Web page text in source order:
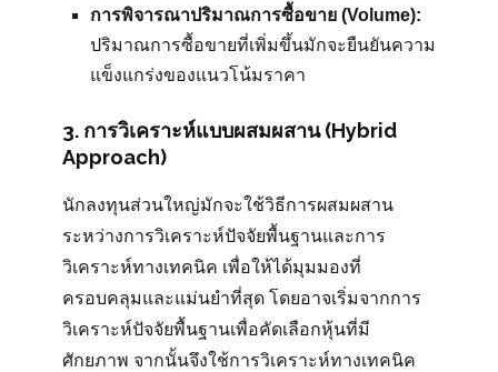
การพิจารณาปริมาณการซื้อขาย (Volume):
ปริมาณการซื้อขายที่เพิ่มขึ้นมักจะยืนยันความ
แข็งแกร่งของแนวโน้มราคา
3. การวิเคราะห์แบบผสมผสาน (Hybrid
Approach)
นักลงทุนส่วนใหญ่มักจะใช้วิธีการผสมผสาน
ระหว่างการวิเคราะห์ปัจจัยพื้นฐานและการ
วิเคราะห์ทางเทคนิค เพื่อให้ได้มุมมองที่
ครอบคลุมและแม่นยำที่สุด โดยอาจเริ่มจากการ
วิเคราะห์ปัจจัยพื้นฐานเพื่อคัดเลือกหุ้นที่มี
ศักยภาพ จากนั้นจึงใช้การวิเคราะห์ทางเทคนิค